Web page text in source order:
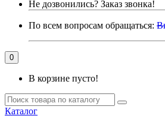
Не дозвонились? Заказ звонка!
По всем вопросам обращаться:
0
В корзине пусто!
Каталог